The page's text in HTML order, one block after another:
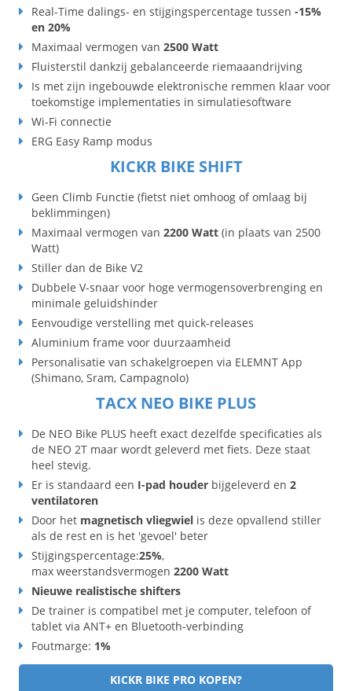
Real-Time dalings- en stijgingspercentage tussen -15%
en 20%
Maximaal vermogen van 2500 Watt
Fluisterstil dankzij gebalanceerde riemaaandrijving
Is met zijn ingebouwde elektronische remmen klaar voor
toekomstige implementaties in simulatiesoftware
Wi-Fi connectie
ERG Easy Ramp modus
KICKR BIKE SHIFT
Geen Climb Functie (fietst niet omhoog of omlaag bij
beklimmingen)
Maximaal vermogen van 2200 Watt (in plaats van 2500
Watt)
Stiller dan de Bike V2
Dubbele V-snaar voor hoge vermogensoverbrenging en
minimale geluidshinder
Eenvoudige verstelling met quick-releases
Aluminium frame voor duurzaamheid
Personalisatie van schakelgroepen via ELEMNT App
(Shimano, Sram, Campagnolo)
TACX NEO BIKE PLUS
De NEO Bike PLUS heeft exact dezelfde specificaties als
de NEO 2T maar wordt geleverd met fiets. Deze staat
heel stevig.
Er is standaard een I-pad houder bijgeleverd en 2
ventilatoren
Door het magnetisch vliegwiel is deze opvallend stiller
als de rest en is het 'gevoel' beter
Stijgingspercentage:25%,
max weerstandsvermogen 2200 Watt
Nieuwe realistische shifters
De trainer is compatibel met je computer, telefoon of
tablet via ANT+ en Bluetooth-verbinding
Foutmarge: 1%
KICKR BIKE PRO KOPEN?